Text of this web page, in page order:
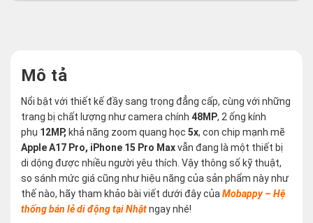
Mô tả
Nổi bật với thiết kế đầy sang trọng đẳng cấp, cùng với những
trang bị chất lượng như camera chính 48MP, 2 ống kính
phụ 12MP, khả năng zoom quang học 5x, con chip mạnh mẽ
Apple A17 Pro, iPhone 15 Pro Maxvẫn đang là một thiết bị
di dộng được nhiều người yêu thích. Vậy thông số kỹ thuật,
so sánh mức giá cũng như hiệu năng của sản phẩm này như
thế nào, hãy tham khảo bài viết dưới đây của Mobappy – Hệ
thống bán lẻ di động tại Nhậtngay nhé!